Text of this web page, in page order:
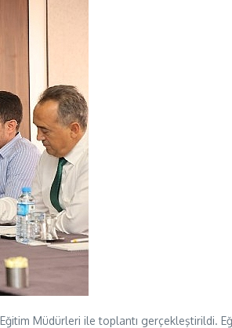
Müdürleri ile toplantı gerçekleştirildi.